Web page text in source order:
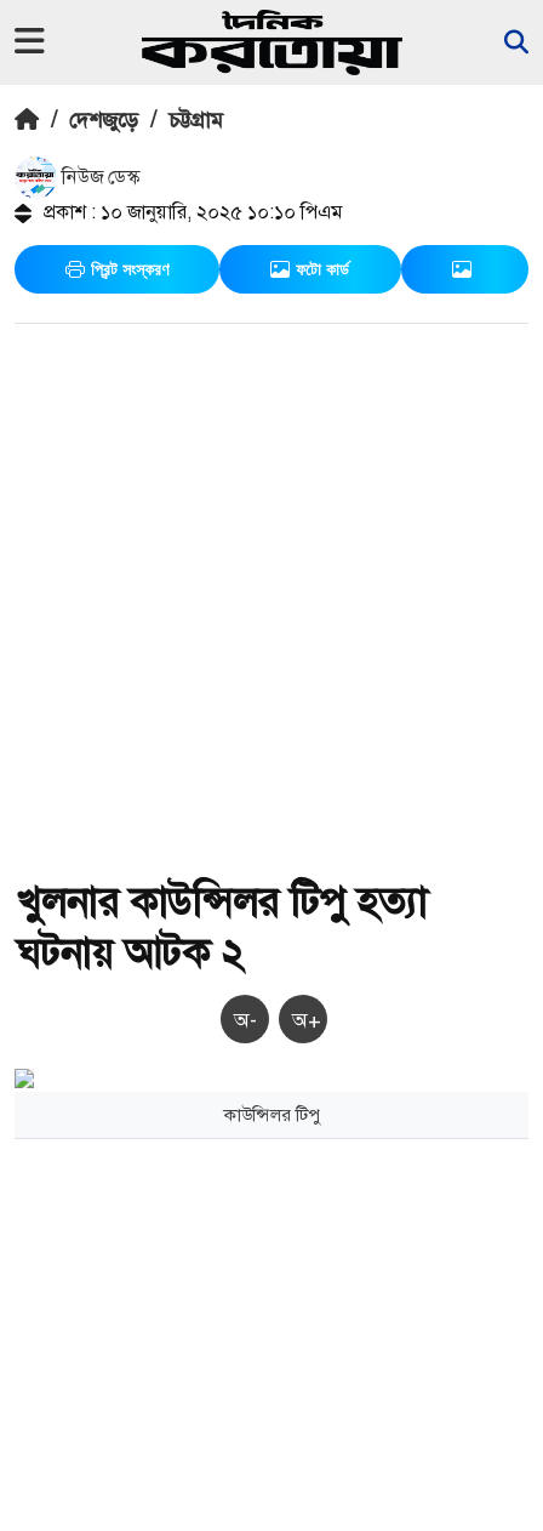
/ দেশজুড়ে / চট্টগ্রাম
নিউজ ডেস্ক
প্রকাশ : ১০ জানুয়ারি, ২০২৫ ১০:১০ পিএম
প্রিন্ট সংস্করণ ফটো কার্ড
খুলনার কাউন্সিলর টিপু হত্যা
ঘটনায় আটক ২
অ- অ+
কাউন্সিলর টিপু